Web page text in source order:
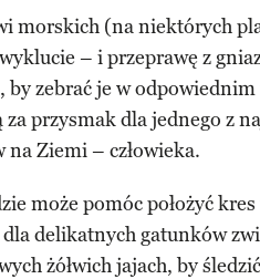
morskich (na niektórych
– i przeprawę z
by zebrać je w
za przysmak dla jednego z
Ziemi – człowieka.
może pomóc położyć
delikatnych gatunków
żółwich jajach, by